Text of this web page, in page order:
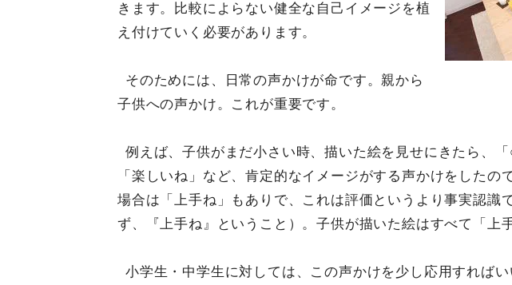
きます。比較によらない健全な自己イメージを植
え付けていく必要があります。
そのためには、日常の声かけが命です。親から
子供への声かけ。これが重要です。
例えば、子供がまだ小さい時、描いた絵を見せにきたら、「
「楽しいね」など、肯定的なイメージがする声かけをしたの
場合は「上手ね」もありで、これは評価というより事実認識
ず、『上手ね』ということ）。子供が描いた絵はすべて「上
小学生・中学生に対しては、この声かけを少し応用すればい